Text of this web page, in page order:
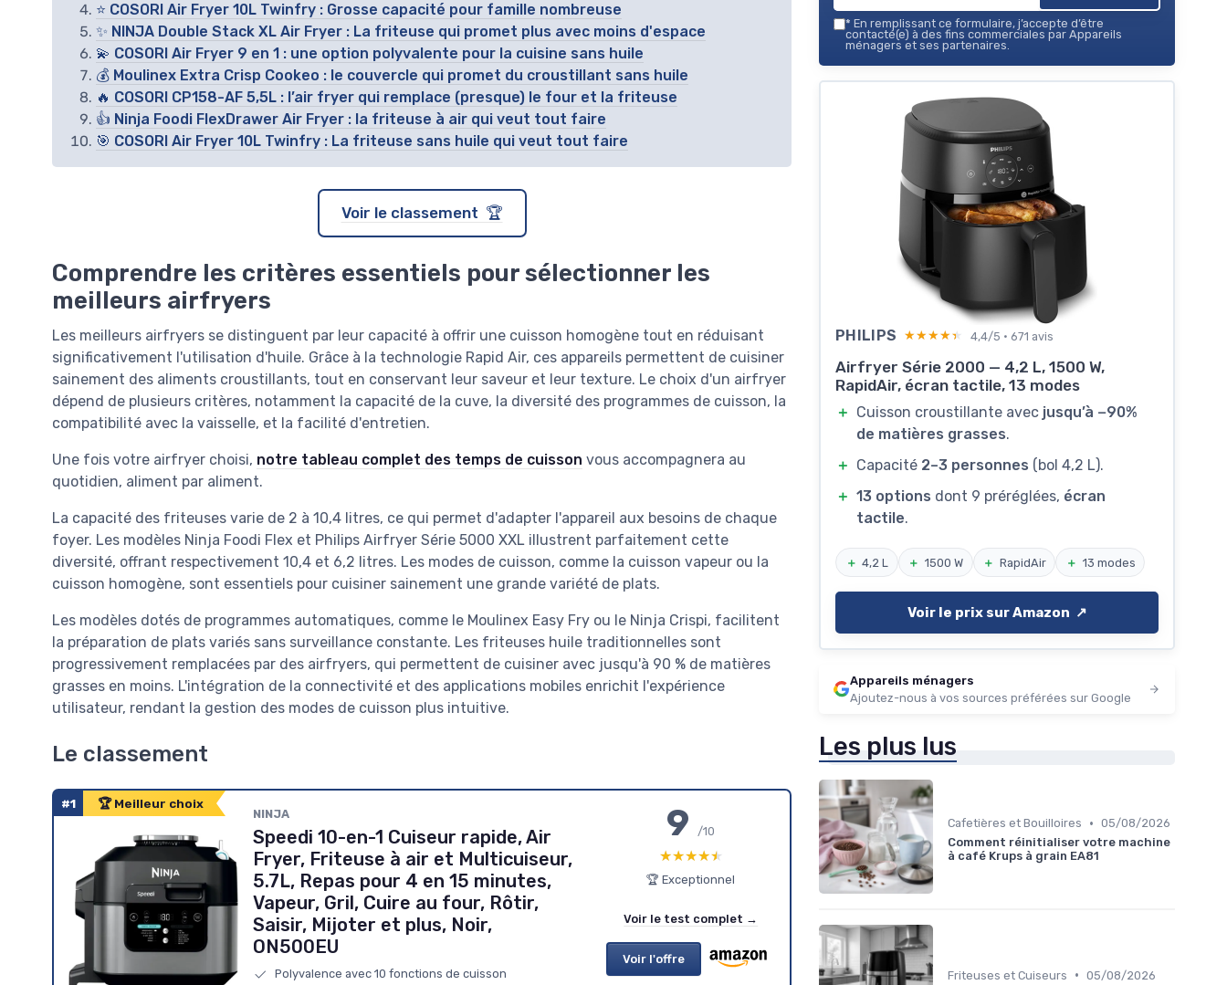
⭐ COSORI Air Fryer 10L Twinfry : Grosse capacité pour famille nombreuse
✨ NINJA Double Stack XL Air Fryer : La friteuse qui promet plus avec moins d'espace
💫 COSORI Air Fryer 9 en 1 : une option polyvalente pour la cuisine sans huile
💰 Moulinex Extra Crisp Cookeo : le couvercle qui promet du croustillant sans huile
🔥 COSORI CP158-AF 5,5L : l’air fryer qui remplace (presque) le four et la friteuse
👍 Ninja Foodi FlexDrawer Air Fryer : la friteuse à air qui veut tout faire
🎯 COSORI Air Fryer 10L Twinfry : La friteuse sans huile qui veut tout faire
Voir le classement 🏆
Comprendre les critères essentiels pour sélectionner les
meilleurs airfryers
Les meilleurs airfryers se distinguent par leur capacité à offrir une cuisson homogène tout en réduisant
significativement l'utilisation d'huile. Grâce à la technologie Rapid Air, ces appareils permettent de cuisiner
sainement des aliments croustillants, tout en conservant leur saveur et leur texture. Le choix d'un airfryer
dépend de plusieurs critères, notamment la capacité de la cuve, la diversité des programmes de cuisson, la
compatibilité avec la vaisselle, et la facilité d'entretien.
Une fois votre airfryer choisi, notre tableau complet des temps de cuisson vous accompagnera au
quotidien, aliment par aliment.
La capacité des friteuses varie de 2 à 10,4 litres, ce qui permet d'adapter l'appareil aux besoins de chaque
foyer. Les modèles Ninja Foodi Flex et Philips Airfryer Série 5000 XXL illustrent parfaitement cette
diversité, offrant respectivement 10,4 et 6,2 litres. Les modes de cuisson, comme la cuisson vapeur ou la
cuisson homogène, sont essentiels pour cuisiner sainement une grande variété de plats.
Les modèles dotés de programmes automatiques, comme le Moulinex Easy Fry ou le Ninja Crispi, facilitent
la préparation de plats variés sans surveillance constante. Les friteuses huile traditionnelles sont
progressivement remplacées par des airfryers, qui permettent de cuisiner avec jusqu'à 90 % de matières
grasses en moins. L'intégration de la connectivité et des applications mobiles enrichit l'expérience
utilisateur, rendant la gestion des modes de cuisson plus intuitive.
Le classement
#1 🏆 Meilleur choix
‎NINJA
Speedi 10-en-1 Cuiseur rapide, Air
Fryer, Friteuse à air et Multicuiseur,
5.7L, Repas pour 4 en 15 minutes,
Vapeur, Gril, Cuire au four, Rôtir,
Saisir, Mijoter et plus, Noir,
ON500EU
Polyvalence avec 10 fonctions de cuisson
9/10
★★★★★
★★★★★
🏆 Exceptionnel
Voir le test complet →
Voir l'offre
* En remplissant ce formulaire, j’accepte d’être
contacté(e) à des fins commerciales par Appareils
ménagers et ses partenaires.
PHILIPS ★★★★★
★★★★★ 4,4/5 · 671 avis
Airfryer Série 2000 — 4,2 L, 1500 W,
RapidAir, écran tactile, 13 modes
＋ Cuisson croustillante avec jusqu’à −90%
de matières grasses.
＋ Capacité 2–3 personnes (bol 4,2 L).
＋ 13 options dont 9 préréglées, écran
tactile.
＋ 4,2 L ＋ 1500 W ＋ RapidAir ＋ 13 modes
Voir le prix sur Amazon ↗️
Appareils ménagers
Ajoutez-nous à vos sources préférées sur Google
Les plus lus
Cafetières et Bouilloires • 05/08/2026
Comment réinitialiser votre machine
à café Krups à grain EA81
Friteuses et Cuiseurs • 05/08/2026